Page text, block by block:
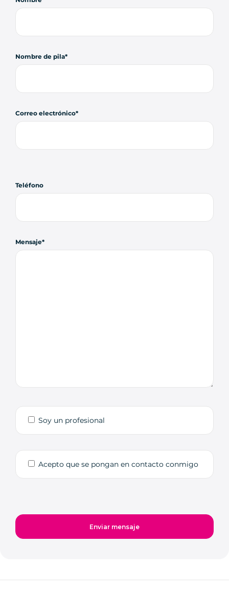
Nombre de pila
Correo electrónico
Teléfono
Mensaje
Soy un profesional
Acepto que se pongan en contacto conmigo